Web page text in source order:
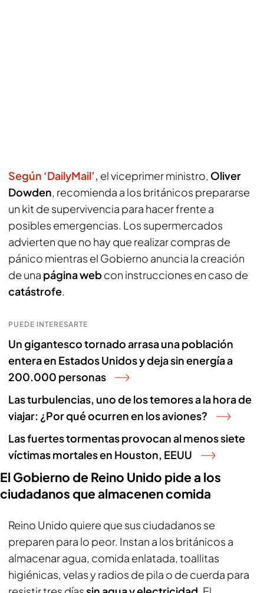
Según ‘DailyMail’, el viceprimer ministro, Oliver
Dowden, recomienda a los británicos prepararse
un kit de supervivencia para hacer frente a
posibles emergencias. Los supermercados
advierten que no hay que realizar compras de
pánico mientras el Gobierno anuncia la creación
de una página webcon instrucciones en caso de
catástrofe.
PUEDE INTERESARTE
Un gigantesco tornado arrasa una población
entera en Estados Unidos y deja sin energía a
200.000 personas
Las turbulencias, uno de los temores a la hora de
viajar: ¿Por qué ocurren en los aviones?
Las fuertes tormentas provocan al menos siete
víctimas mortales en Houston, EEUU
El Gobierno de Reino Unido pide a los
ciudadanos que almacenen comida
Reino Unido quiere que sus ciudadanos se
preparen para lo peor. Instan a los británicos a
almacenar agua, comida enlatada, toallitas
higiénicas, velas y radios de pila o de cuerda para